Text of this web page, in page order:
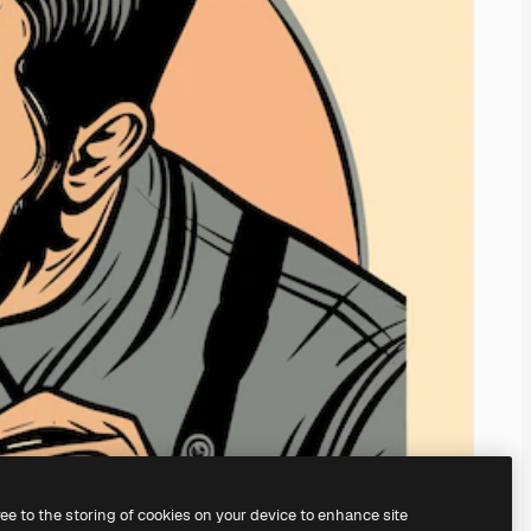
gerador de imagens com IA.
to the storing of cookies on your device to enhance site